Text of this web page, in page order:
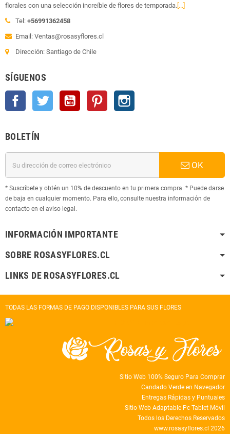
florales con una selección increíble de flores de temporada. [...]
Tel: +56991362458
Email: Ventas@rosasyflores.cl
Dirección: Santiago de Chile
SÍGUENOS
Facebook Twitter YouTube Pinterest
BOLETÍN
OK
* Suscríbete y obtén un 10% de descuento en tu primera compra. * Puede darse
de baja en cualquier momento. Para ello, consulte nuestra información de
contacto en el aviso legal.
INFORMACIÓN IMPORTANTE
SOBRE ROSASYFLORES.CL
LINKS DE ROSASYFLORES.CL
TODAS LAS FORMAS DE PAGO DISPONIBLES PARA SUS FLORES
Sitio Web 100% Seguro Para Comprar
Candado Verde en Navegador
Entregas Rápidas y Puntuales
Sitio Web Adaptable Pc Tablet Móvil
Todos los Derechos Reservados
www.rosasyflores.cl 2026